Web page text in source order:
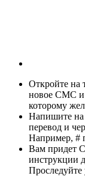
Откройте на
новое СМС и
которому
Напишите на
перевод и
Например, #
Вам придет
инструкции
Проследуйте